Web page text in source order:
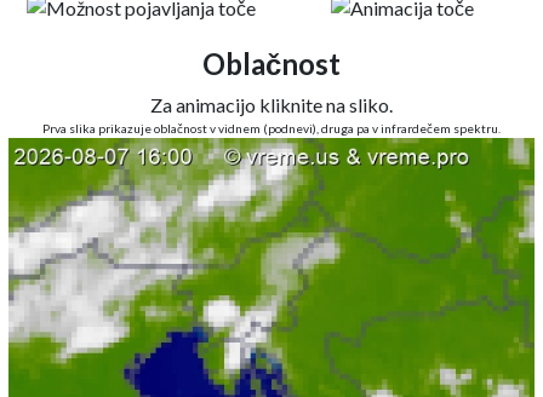
Oblačnost
Za animacijo kliknite na sliko.
Prva slika prikazuje oblačnost v vidnem (podnevi), druga pa v infrardečem spektru.